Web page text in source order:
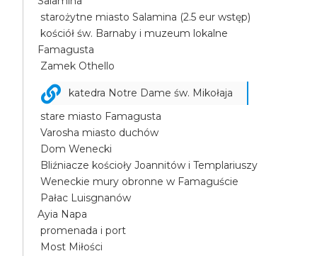
starożytne miasto Salamina (2.5 eur wstęp)
kościół św. Barnaby i muzeum lokalne
Famagusta
Zamek Othello
katedra Notre Dame św. Mikołaja
stare miasto Famagusta
Varosha miasto duchów
Dom Wenecki
Bliźniacze kościoły Joannitów i Templariuszy
Weneckie mury obronne w Famaguście
Pałac Luisgnanów
Ayia Napa
promenada i port
Most Miłości